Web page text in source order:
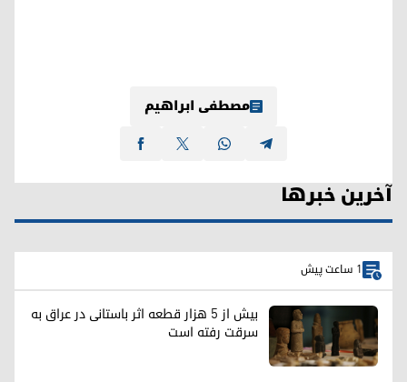
مصطفی ابراهیم
آخرین خبرها
1 ساعت پیش
بیش از ۵ هزار قطعه اثر باستانی در عراق به
سرقت رفته است